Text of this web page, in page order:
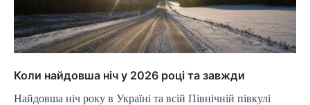
Коли найдовша ніч у 2026 році та завжди
Найдовша ніч року в Україні та всій Північній півкулі